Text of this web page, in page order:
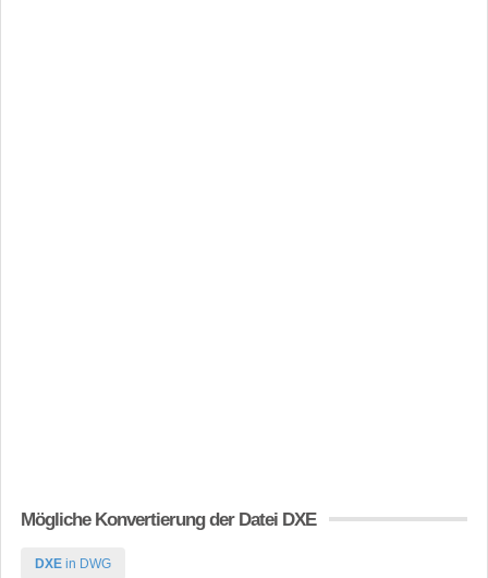
Mögliche Konvertierung der Datei DXE
DXE in DWG